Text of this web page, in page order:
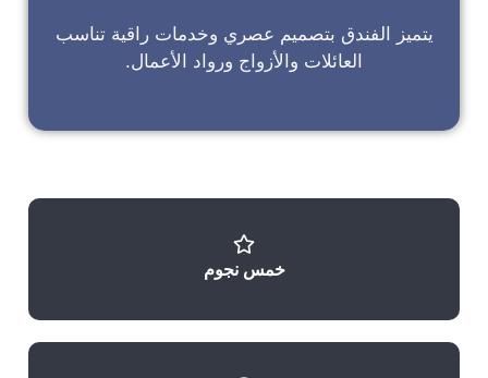
يتميز الفندق بتصميم عصري وخدمات راقية تناسب
العائلات والأزواج ورواد الأعمال.
خمس نجوم